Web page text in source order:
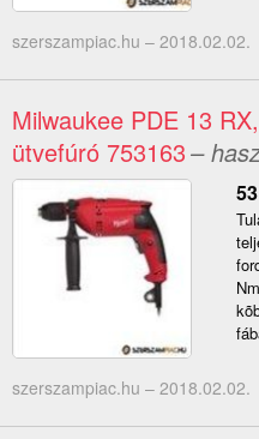
szerszampiac.hu – 2018.02.02.
Milwaukee PDE 13
ütvefúró 753163–
szerszampiac.hu – 2018.02.02.